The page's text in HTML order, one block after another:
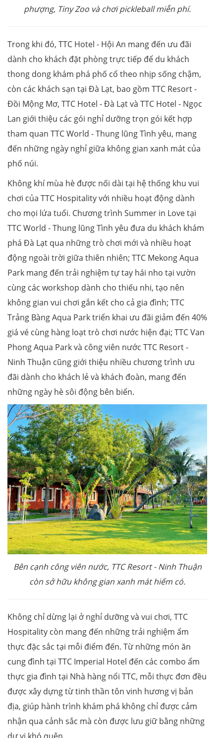
phượng, Tiny Zoo và chơi pickleball miễn phí.
Trong khi đó, TTC Hotel - Hội An mang đến ưu đãi
dành cho khách đặt phòng trực tiếp để du khách
thong dong khám phá phố cổ theo nhịp sống chậm,
còn các khách sạn tại Đà Lạt, bao gồm TTC Resort -
Đồi Mộng Mơ, TTC Hotel - Đà Lạt và TTC Hotel - Ngọc
Lan giới thiệu các gói nghỉ dưỡng trọn gói kết hợp
tham quan TTC World - Thung lũng Tình yêu, mang
đến những ngày nghỉ giữa không gian xanh mát của
phố núi.
Không khí mùa hè được nối dài tại hệ thống khu vui
chơi của TTC Hospitality với nhiều hoạt động dành
cho mọi lứa tuổi. Chương trình Summer in Love tại
TTC World - Thung lũng Tình yêu đưa du khách khám
phá Đà Lạt qua những trò chơi mới và nhiều hoạt
động ngoài trời giữa thiên nhiên; TTC Mekong Aqua
Park mang đến trải nghiệm tự tay hái nho tại vườn
cùng các workshop dành cho thiếu nhi, tạo nên
không gian vui chơi gắn kết cho cả gia đình; TTC
Trảng Bàng Aqua Park triển khai ưu đãi giảm đến 40%
giá vé cùng hàng loạt trò chơi nước hiện đại; TTC Van
Phong Aqua Park và công viên nước TTC Resort -
Ninh Thuận cũng giới thiệu nhiều chương trình ưu
đãi dành cho khách lẻ và khách đoàn, mang đến
những ngày hè sôi động bên biển.
Bên cạnh công viên nước, TTC Resort-Ninh Thuận
còn sở hữu không gian xanh mát hiếm có.
Không chỉ dừng lại ở nghỉ dưỡng và vui chơi, TTC
Hospitality còn mang đến những trải nghiệm ẩm
thực đặc sắc tại mỗi điểm đến. Từ những món ăn
cung đình tại TTC Imperial Hotel đến các combo ẩm
thực gia đình tại Nhà hàng nổi TTC, mỗi thực đơn đều
được xây dựng từ tinh thần tôn vinh hương vị bản
địa, giúp hành trình khám phá không chỉ được cảm
nhận qua cảnh sắc mà còn được lưu giữ bằng những